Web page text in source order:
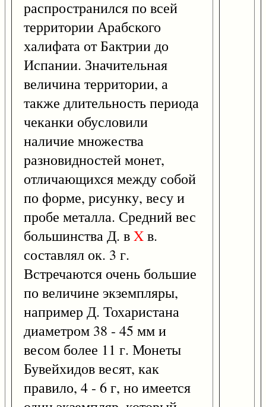
распространился по всей
территории Арабского
халифата от Бактрии до
Испании. Значительная
величина территории, а
также длительность периода
чеканки обусловили
наличие множества
разновидностей монет,
отличающихся между собой
по форме, рисунку, весу и
пробе металла. Средний вес
большинства Д. вXв.
составлял ок. 3 г.
Встречаются очень большие
по величине экземпляры,
например Д. Тохаристана
диаметром 38 - 45 мм и
весом более 11 г. Монеты
Бувейхидов весят, как
правило, 4 - 6 г, но имеется